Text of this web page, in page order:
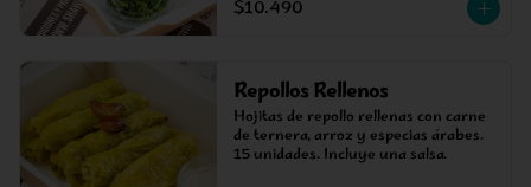
$10.490
Repollos Rellenos
Hojitas de repollo rellenas con carne
de ternera, arroz y especias árabes.
15 unidades. Incluye una salsa.